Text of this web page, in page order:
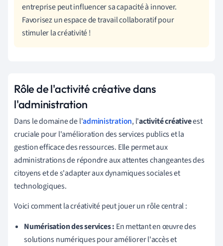
entreprise peut influencer sa capacité à innover.
Favorisez un espace de travail collaboratif pour
stimuler la créativité !
Rôle de l'activité créative dans
l'administration
Dans le domaine de l'administration, l'activité créativeest
cruciale pour l'amélioration des services publics et la
gestion efficace des ressources. Elle permet aux
administrations de répondre aux attentes changeantes des
citoyens et de s'adapter aux dynamiques sociales et
technologiques.
Voici comment la créativité peut jouer un rôle central :
Numérisation des services : En mettant en œuvre des
solutions numériques pour améliorer l'accès et